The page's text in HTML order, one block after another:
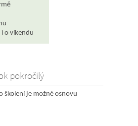
o víkendu
pokročilý
školení je možné osnovu